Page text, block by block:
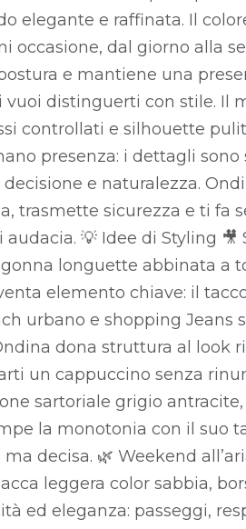
elegante e raffinata. Il
dal giorno alla
e mantiene una
distinguerti con stile. Il
controllati e silhouette
presenza: i dettagli
e naturalezza.
trasmette sicurezza e ti fa
💡 Idee di Styling 🎥
longuette abbinata a
elemento chiave: il
urbano e shopping Jeans
dona struttura al look
un cappuccino senza
sartoriale grigio
la monotonia con il suo
decisa. 🌿 Weekend
leggera color sabbia,
ed eleganza: passeggi,